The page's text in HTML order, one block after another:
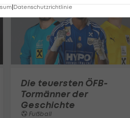
Die teuersten ÖFB-
Tormänner der
Geschichte
Fußball
|Datenschutzrichtlinie